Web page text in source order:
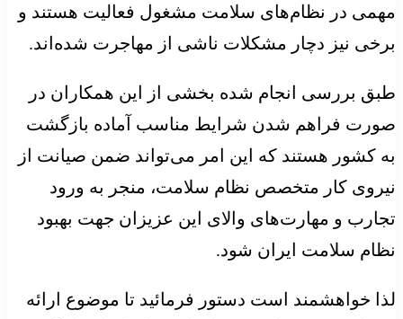
مهمی در نظام‌های سلامت مشغول فعالیت هستند و
برخی نیز دچار مشکلات ناشی از مهاجرت شده‌اند.
طبق بررسی انجام شده بخشی از این همکاران در
صورت فراهم شدن شرایط مناسب آماده بازگشت
به کشور هستند که این امر می‌تواند ضمن صیانت از
نیروی کار متخصص نظام سلامت، منجر به ورود
تجارب و مهارت‌های والای این عزیزان جهت بهبود
نظام سلامت ایران شود.
لذا خواهشمند است دستور فرمائید تا موضوع ارائه